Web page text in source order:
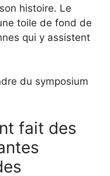
histoire. Le
toile de fond de
qui y assistent
du symposium
fait des